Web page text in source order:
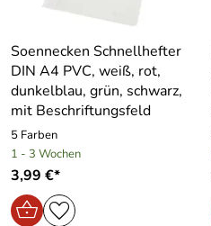
Soennecken Schnellhefter
DIN A4 PVC, weiß, rot,
dunkelblau, grün, schwarz,
mit Beschriftungsfeld
5 Farben
1 - 3 Wochen
3,99 €*